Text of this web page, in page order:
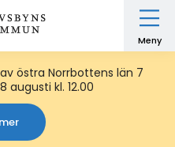
Meny
östra Norrbottens län 7
augusti kl. 12.00